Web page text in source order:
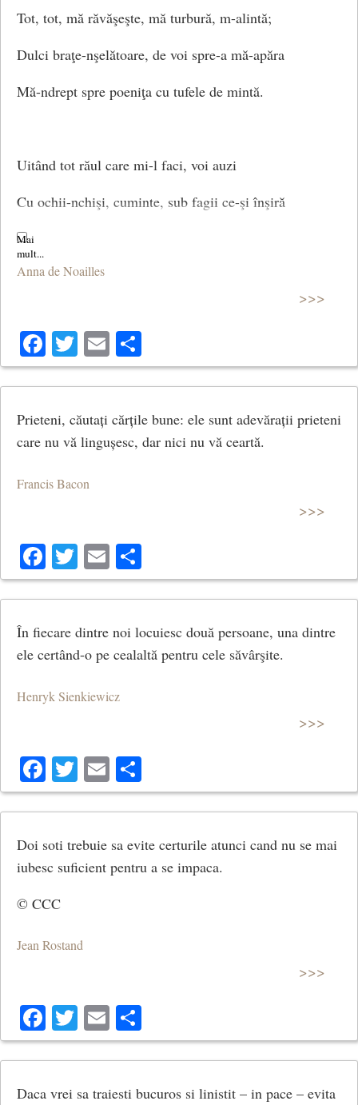
Tot, tot, mă răvăşeşte, mă turbură, m-alintă;
Dulci braţe-nşelătoare, de voi spre-a mă-apăra
Mă-ndrept spre poeniţa cu tufele de mintă.
Uitând tot răul care mi-l faci, voi auzi
Cu ochii-nchişi, cuminte, sub fagii ce-şi înşiră
Acolo rămurişul cu umbrele-argintii,
Frunzişul tot cum paşnic şi liniştit, respiră!
Anna de Noailles
>>>
Facebook
Twitter
Email
Prieteni, căutați cărțile bune: ele sunt adevărații prieteni
care nu vă lingușesc, dar nici nu vă ceartă.
Francis Bacon
>>>
Facebook
Twitter
Email
În fiecare dintre noi locuiesc două persoane, una dintre
ele certând-o pe cealaltă pentru cele săvârşite.
Henryk Sienkiewicz
>>>
Facebook
Twitter
Email
Doi soti trebuie sa evite certurile atunci cand nu se mai
iubesc suficient pentru a se impaca.
© CCC
Jean Rostand
>>>
Facebook
Twitter
Email
Daca vrei sa traiesti bucuros si linistit – in pace – evita